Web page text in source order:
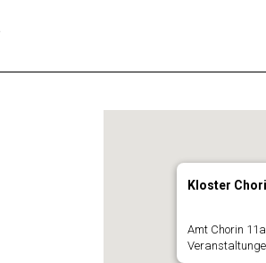
Kloster
Amt Chorin